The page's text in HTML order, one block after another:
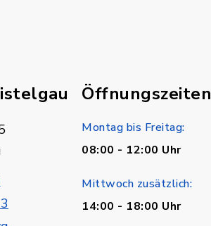
Öffnungszeiten
Montag bis Freitag:
08:00 - 12:00 Uhr
Mittwoch zusätzlich:
14:00 - 18:00 Uhr